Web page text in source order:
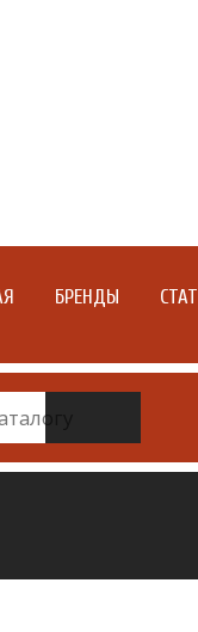
БРЕНДЫ